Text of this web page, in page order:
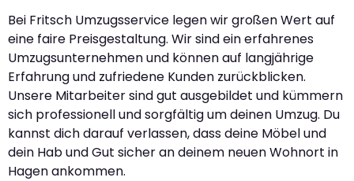
Bei Fritsch Umzugsservice legen wir großen Wert auf
eine faire Preisgestaltung. Wir sind ein erfahrenes
Umzugsunternehmen und können auf langjährige
Erfahrung und zufriedene Kunden zurückblicken.
Unsere Mitarbeiter sind gut ausgebildet und kümmern
sich professionell und sorgfältig um deinen Umzug. Du
kannst dich darauf verlassen, dass deine Möbel und
dein Hab und Gut sicher an deinem neuen Wohnort in
Hagen ankommen.